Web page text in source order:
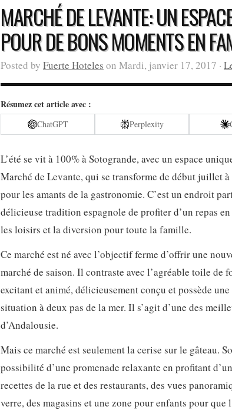
MARCHÉ DE LEVANTE: UN
POUR DE BONS MOMENTS EN
Posted by Fuerte Hoteles on Mardi, janvier 17, 2017 ·
Résumez cet article avec :
ChatGPT Perplexity
L’été se vit à 100% à Sotogrande, avec un espace
Marché de Levante, qui se transforme de début juillet
pour les amants de la gastronomie. C’est un endroit
délicieuse tradition espagnole de profiter d’un repas
les loisirs et la diversion pour toute la famille.
Ce marché est né avec l’objectif ferme d’offrir une
marché de saison. Il contraste avec l’agréable toile de
excitant et animé, délicieusement conçu et possède
situation à deux pas de la mer. Il s’agit d’une des
d’Andalousie.
Mais ce marché est seulement la cerise sur le gâteau.
possibilité d’une promenade relaxante en profitant
recettes de la rue et des restaurants, des vues
verre, des magasins et une zone pour enfants pour